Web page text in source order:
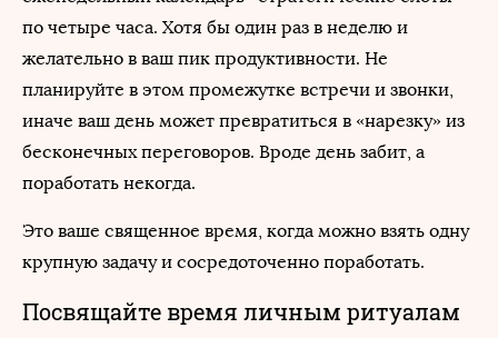
по четыре часа. Хотя бы один раз в неделю и
желательно в ваш пик продуктивности. Не
планируйте в этом промежутке встречи и звонки,
иначе ваш день может превратиться в «нарезку» из
бесконечных переговоров. Вроде день забит, а
поработать некогда.
Это ваше священное время, когда можно взять одну
крупную задачу и сосредоточенно поработать.
Посвящайте время личным ритуалам